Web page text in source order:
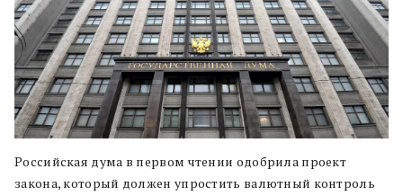
Российская дума в первом чтении одобрила проект
закона, который должен упростить валютный контроль